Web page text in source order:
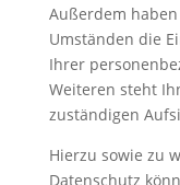
Außerdem
Umständen die
Ihrer
Weiteren steht
zuständigen
Hierzu sowie zu
Datenschutz